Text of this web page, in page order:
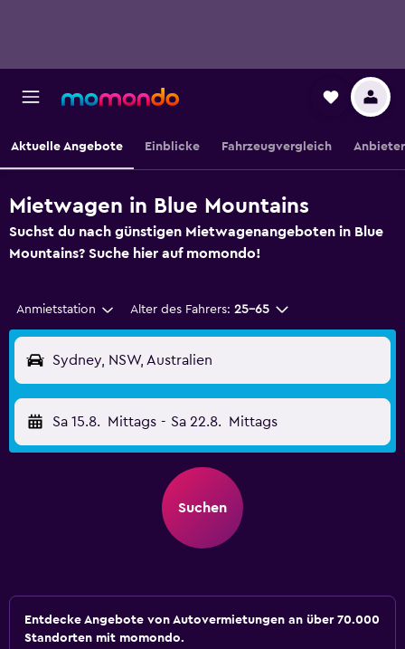
Aktuelle Angebote Einblicke Fahrzeugvergleich
Mietwagen in Blue Mountains
Suchst du nach günstigen Mietwagenangeboten in Blue
Mountains? Suche hier auf momondo!
Anmietstation Alter des Fahrers: 25-65
Sydney, NSW, Australien
Sa 15.8. Mittags - Sa 22.8. Mittags
Suchen
Entdecke Angebote von Autovermietungen an über 70.000
Standorten mit momondo.